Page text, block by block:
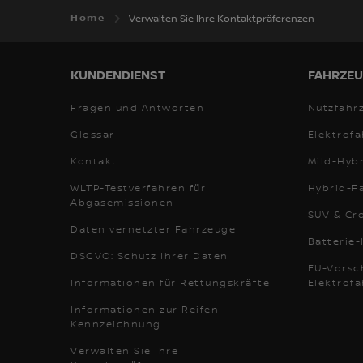
Home Verwalten Sie Ihre Kontaktpräferenzen
KUNDENDIENST
Fragen und Antworten
Glossar
Kontakt
WLTP-Testverfahren für
Abgasemissionen
Daten vernetzter Fahrzeuge
DSGVO: Schutz Ihrer Daten
Informationen für Rettungskräfte
Informationen zur Reifen-
Kennzeichnung
Verwalten Sie Ihre
Mild-
Hybrid-
SUV &
EU-